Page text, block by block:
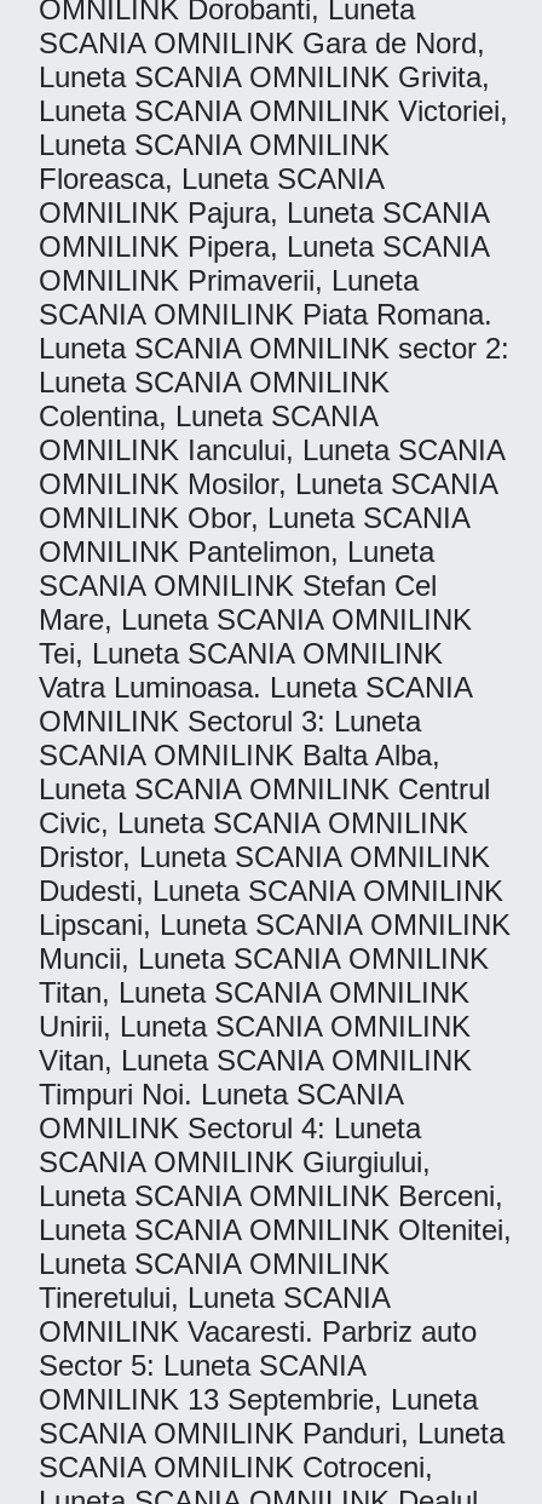
OMNILINK Dorobanti, Luneta
SCANIA OMNILINK Gara de Nord,
Luneta SCANIA OMNILINK Grivita,
Luneta SCANIA OMNILINK Victoriei,
Luneta SCANIA OMNILINK
Floreasca, Luneta SCANIA
OMNILINK Pajura, Luneta SCANIA
OMNILINK Pipera, Luneta SCANIA
OMNILINK Primaverii, Luneta
SCANIA OMNILINK Piata Romana.
Luneta SCANIA OMNILINK sector 2:
Luneta SCANIA OMNILINK
Colentina, Luneta SCANIA
OMNILINK Iancului, Luneta SCANIA
OMNILINK Mosilor, Luneta SCANIA
OMNILINK Obor, Luneta SCANIA
OMNILINK Pantelimon, Luneta
SCANIA OMNILINK Stefan Cel
Mare, Luneta SCANIA OMNILINK
Tei, Luneta SCANIA OMNILINK
Vatra Luminoasa. Luneta SCANIA
OMNILINK Sectorul 3: Luneta
SCANIA OMNILINK Balta Alba,
Luneta SCANIA OMNILINK Centrul
Civic, Luneta SCANIA OMNILINK
Dristor, Luneta SCANIA OMNILINK
Dudesti, Luneta SCANIA OMNILINK
Lipscani, Luneta SCANIA OMNILINK
Muncii, Luneta SCANIA OMNILINK
Titan, Luneta SCANIA OMNILINK
Unirii, Luneta SCANIA OMNILINK
Vitan, Luneta SCANIA OMNILINK
Timpuri Noi. Luneta SCANIA
OMNILINK Sectorul 4: Luneta
SCANIA OMNILINK Giurgiului,
Luneta SCANIA OMNILINK Berceni,
Luneta SCANIA OMNILINK Oltenitei,
Luneta SCANIA OMNILINK
Tineretului, Luneta SCANIA
OMNILINK Vacaresti. Parbriz auto
Sector 5: Luneta SCANIA
OMNILINK 13 Septembrie, Luneta
SCANIA OMNILINK Panduri, Luneta
SCANIA OMNILINK Cotroceni,